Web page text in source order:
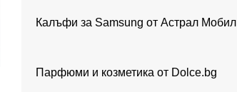
Калъфи за Samsung от Астрал Мобил
Парфюми и козметика от Dolce.bg